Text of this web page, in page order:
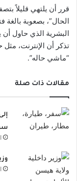
قرر أن يلتهي قليلاً
الحال”، بصعوبة بالغة
البشرية الذي حاول أن
تذكر أن الإنترنت،
“ماشي حاله”.
مقالات ذات صلة